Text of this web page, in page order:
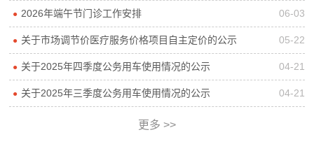
● 2026年端午节门诊工作安排 06-03
● 关于市场调节价医疗服务价格项目自主定价的公示 05-22
● 关于2025年四季度公务用车使用情况的公示 04-21
● 关于2025年三季度公务用车使用情况的公示 04-21
更多 >>